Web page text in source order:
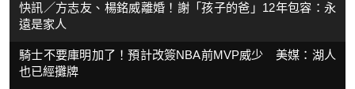
快訊／方志友、楊銘威離婚！謝「孩子的爸」12年包容：永
遠是家人
騎士不要庫明加了！預計改簽NBA前MVP威少 美媒：湖人
也已經攤牌